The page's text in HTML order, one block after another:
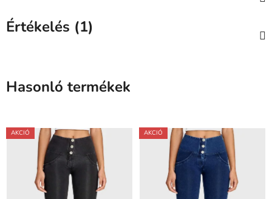
Értékelés (1)
Hasonló termékek
AKCIÓ AKCIÓ